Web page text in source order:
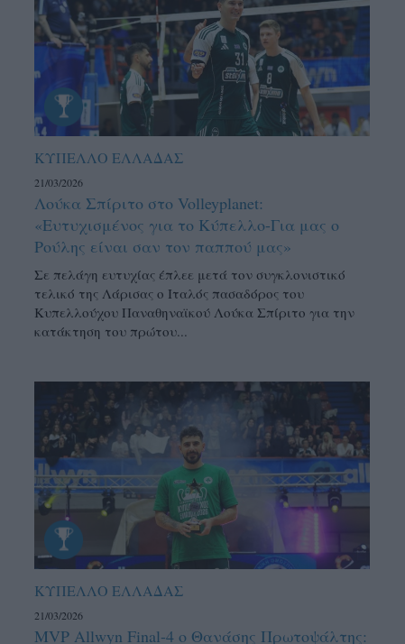
ΚΥΠΕΛΛΟ ΕΛΛΑΔΑΣ
21/03/2026
Λούκα Σπίριτο στο Volleyplanet:
«Ευτυχισμένος για το Κύπελλο-Για μας ο
Ρούλης είναι σαν τον παππού μας»
Σε πελάγη ευτυχίας έπλεε μετά τον συγκλονιστικό
τελικό της Λάρισας ο Ιταλός πασαδόρος του
Κυπελλούχου Παναθηναϊκού Λούκα Σπίριτο για την
κατάκτηση του πρώτου...
ΚΥΠΕΛΛΟ ΕΛΛΑΔΑΣ
21/03/2026
MVP Allwyn Final-4 ο Θανάσης Πρωτοψάλτης: